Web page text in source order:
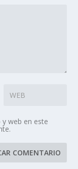
web en este